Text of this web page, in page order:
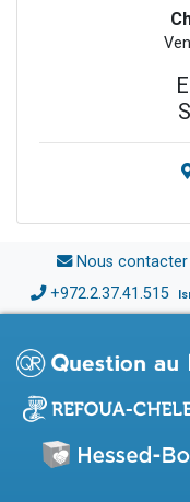
Nous contacter
+972.2.37.41.515